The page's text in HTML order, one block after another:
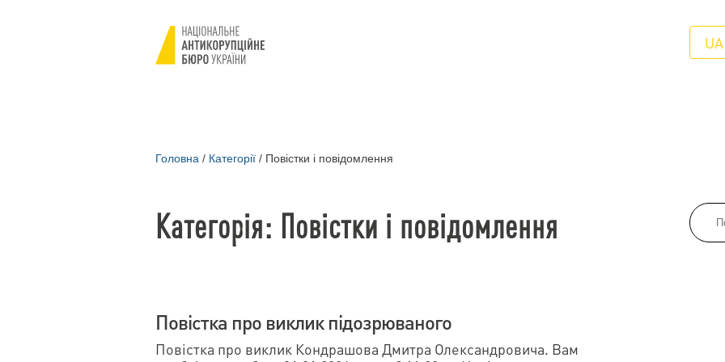
UA
Головна / Категорії / Повістки і повідомлення
Категорія: Повістки і повідомлення
Повістка про виклик підозрюваного
Повістка про виклик Кондрашова Дмитра Олександровича. Вам